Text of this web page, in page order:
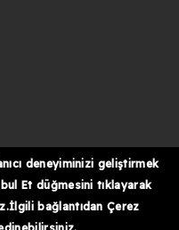
deneyiminizi geliştirmek
Et düğmesini tıklayarak
bağlantıdan Çerez